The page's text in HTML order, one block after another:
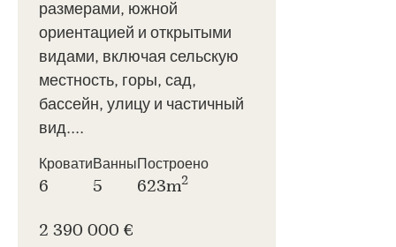
размерами, южной
ориентацией и открытыми
видами, включая сельскую
местность, горы, сад,
бассейн, улицу и частичный
вид....
Кровати
6
Ванны
5
Построено
623m2
2 390 000 €